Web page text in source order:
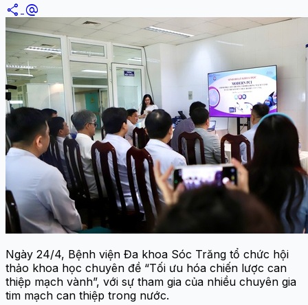
share alternate_email
Ngày 24/4, Bệnh viện Đa khoa Sóc Trăng tổ chức hội
thảo khoa học chuyên đề “Tối ưu hóa chiến lược can
thiệp mạch vành”, với sự tham gia của nhiều chuyên gia
tim mạch can thiệp trong nước.